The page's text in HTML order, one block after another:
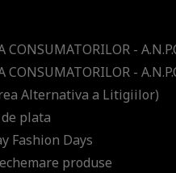
CONSUMATORILOR -
CONSUMATORILOR -
Alternativa a Litigiilor)
plata
Fashion Days
produse